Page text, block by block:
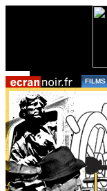
FILMS